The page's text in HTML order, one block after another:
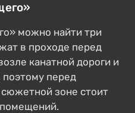
можно найти три
в проходе перед
канатной дороги и
поэтому перед
зоне стоит